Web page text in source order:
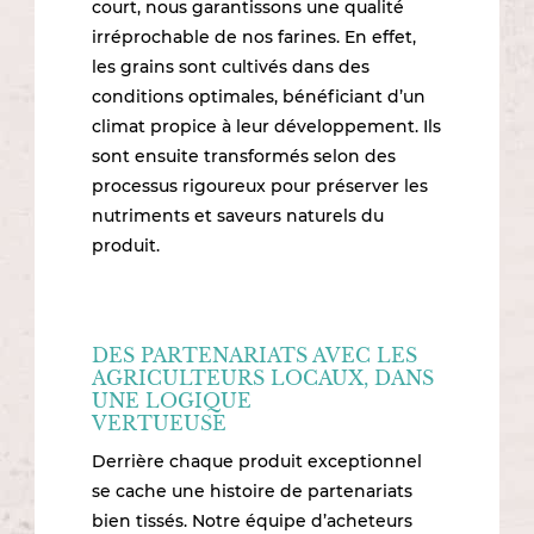
court, nous garantissons une qualité
irréprochable de nos farines. En effet,
les grains sont cultivés dans des
conditions optimales, bénéficiant d’un
climat propice à leur développement. Ils
sont ensuite transformés selon des
processus rigoureux pour préserver les
nutriments et saveurs naturels du
produit.
DES PARTENARIATS AVEC LES
AGRICULTEURS LOCAUX, DANS
UNE LOGIQUE
VERTUEUSE
Derrière chaque produit exceptionnel
se cache une histoire de partenariats
bien tissés. Notre équipe d’acheteurs